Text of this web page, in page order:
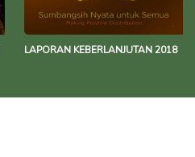
LAPORAN KEBERLANJUTAN 2018